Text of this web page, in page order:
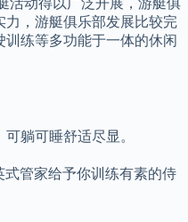
活动得以广泛开展，游艇俱
力，游艇俱乐部发展比较完
练等多功能于一体的休闲
躺可睡舒适尽显。
式管家给予你训练有素的侍